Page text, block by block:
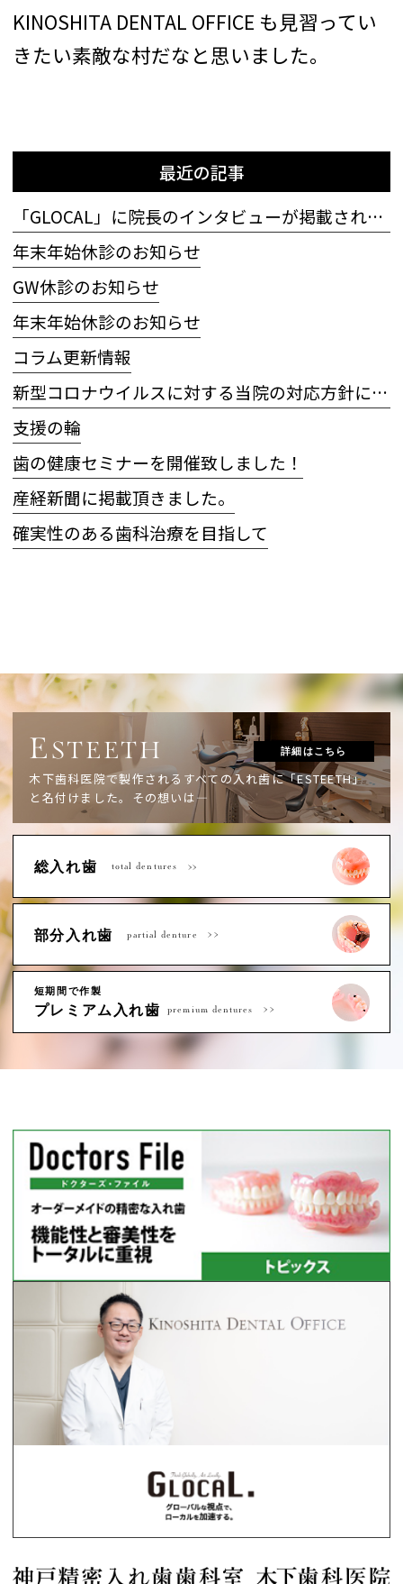
KINOSHITA DENTAL OFFICE も見習ってい
きたい素敵な村だなと思いました。
最近の記事
「GLOCAL」に院長のインタビューが掲載されました
年末年始休診のお知らせ
GW休診のお知らせ
年末年始休診のお知らせ
コラム更新情報
新型コロナウイルスに対する当院の対応方針について
支援の輪
歯の健康セミナーを開催致しました！
産経新聞に掲載頂きました。
確実性のある歯科治療を目指して
E STEETH
木下歯科医院で製作されるすべての入れ歯に「ESTEETH」
と名付けました。 その想いは―
詳細はこちら
総入れ歯 total dentures
部分入れ歯 partial denture
短期間で作製
プレミアム入れ歯 premium dentures